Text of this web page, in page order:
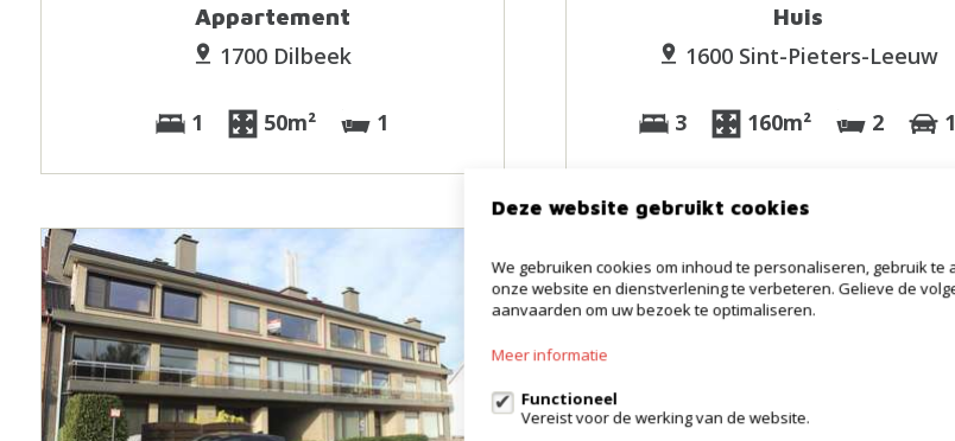
Appartement
1700 Dilbeek
1 50m² 1
Huis
1600 Sint-Pieters-Leeuw
3 160m² 2 1
Deze website gebruikt cookies
We gebruiken cookies om inhoud te personaliseren, gebruik te
onze website en dienstverlening te verbeteren. Gelieve de
aanvaarden om uw bezoek te optimaliseren.
Meer informatie
Functioneel
Vereist voor de werking van de website.